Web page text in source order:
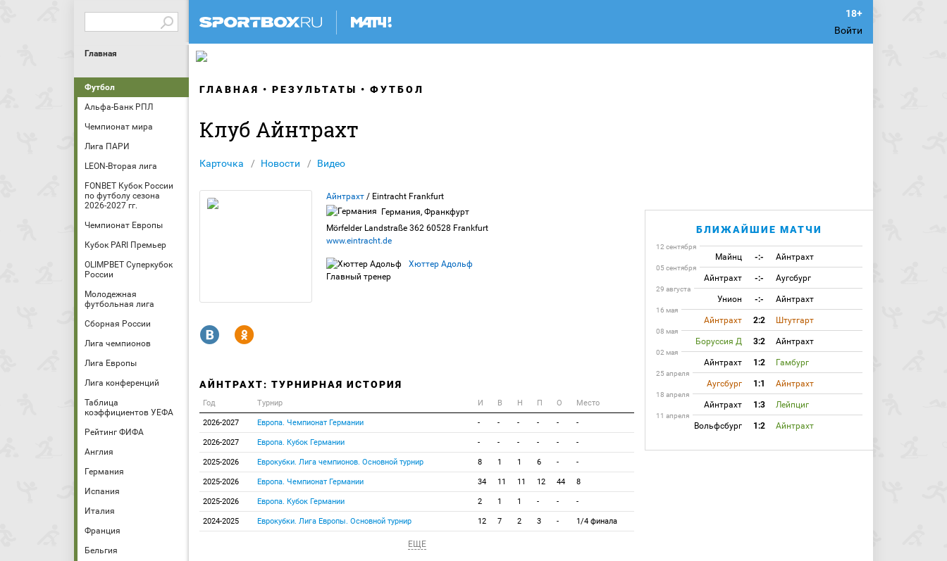
Войти
Главная
Футбол
Альфа-Банк РПЛ
Чемпионат мира
Лига ПАРИ
LEON-Вторая лига
FONBET Кубок России
по футболу сезона
2026-2027 гг.
Чемпионат Европы
Кубок PARI Премьер
OLIMPBET Суперкубок
России
Молодежная
футбольная лига
Сборная России
Лига чемпионов
Лига Европы
Лига конференций
Таблица
коэффициентов УЕФА
Рейтинг ФИФА
Англия
Германия
Испания
Италия
Франция
Бельгия
ГЛАВНАЯ РЕЗУЛЬТАТЫ ФУТБОЛ
Клуб Айнтрахт
Карточка Новости Видео
Айнтрахт / Eintracht Frankfurt
Германия, Франкфурт
Mörfelder Landstraße 362 60528 Frankfurt
www.eintracht.de
Хюттер Адольф
Главный тренер
R Y
АЙНТРАХТ: ТУРНИРНАЯ ИСТОРИЯ
Год Турнир И В Н П О Место
2026-2027 Европа. Чемпионат Германии - - - - - -
2026-2027 Европа. Кубок Германии - - - - - -
2025-2026 Еврокубки. Лига чемпионов. Основной турнир 8 1 1 6 - -
2025-2026 Европа. Чемпионат Германии 34 11 11 12 44 8
2025-2026 Европа. Кубок Германии 2 1 1 - - -
2024-2025 Еврокубки. Лига Европы. Основной турнир 12 7 2 3 - 1/4 финала
ЕЩЕ
БЛИЖАЙШИЕ МАТЧИ
12 сентября
Майнц -:- Айнтрахт
05 сентября
Айнтрахт -:- Аугсбург
29 августа
Унион -:- Айнтрахт
16 мая
Айнтрахт 2:2 Штутгарт
08 мая
Боруссия Д 3:2 Айнтрахт
02 мая
Айнтрахт 1:2 Гамбург
25 апреля
Аугсбург 1:1 Айнтрахт
18 апреля
Айнтрахт 1:3 Лейпциг
11 апреля
Вольфсбург 1:2 Айнтрахт